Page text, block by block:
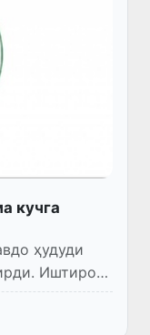
кучга
ҳудуди
Иштирок
ҳудуд
йирик